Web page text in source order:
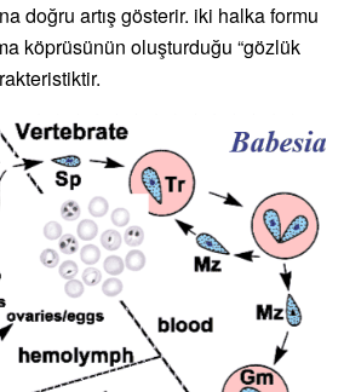
doğru artış gösterir. iki halka formu
köprüsünün oluşturduğu “gözlük